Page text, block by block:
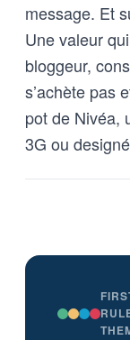
message. Et
Une valeur
bloggeur,
s’achète pas
pot de Nivéa,
3G ou